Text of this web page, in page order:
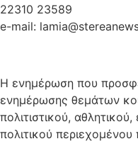
22310 23589
e-mail:
Η ενημέρωση που
ενημέρωσης θεμάτων
πολιτιστικού,
πολιτικού περιεχομένου